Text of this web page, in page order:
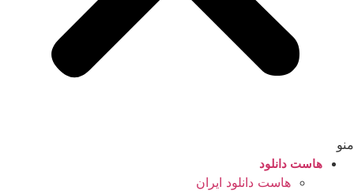
منو
هاست دانلود
هاست دانلود ایران